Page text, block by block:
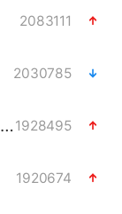
2083111
2030785
A股开盘：民爆、CPO等概念走强1928495
1920674